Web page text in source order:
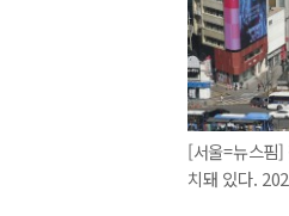
[서울=뉴스핌
치돼 있다.